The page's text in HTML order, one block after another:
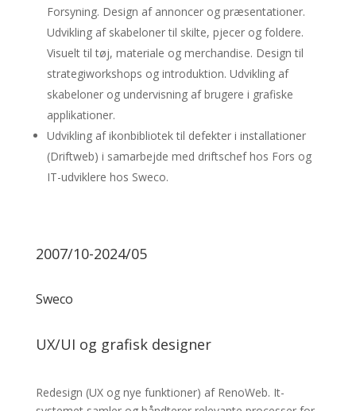
Forsyning. Design af annoncer og præsentationer.
Udvikling af skabeloner til skilte, pjecer og foldere.
Visuelt til tøj, materiale og merchandise. Design til
strategiworkshops og introduktion. Udvikling af
skabeloner og undervisning af brugere i grafiske
applikationer.
Udvikling af ikonbibliotek til defekter i installationer
(Driftweb) i samarbejde med driftschef hos Fors og
IT-udviklere hos Sweco.
2007/10-2024/05
Sweco
UX/UI og grafisk designer
Redesign (UX og nye funktioner) af RenoWeb. It-